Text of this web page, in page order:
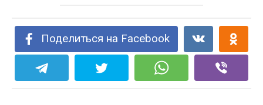
Поделиться на Facebook